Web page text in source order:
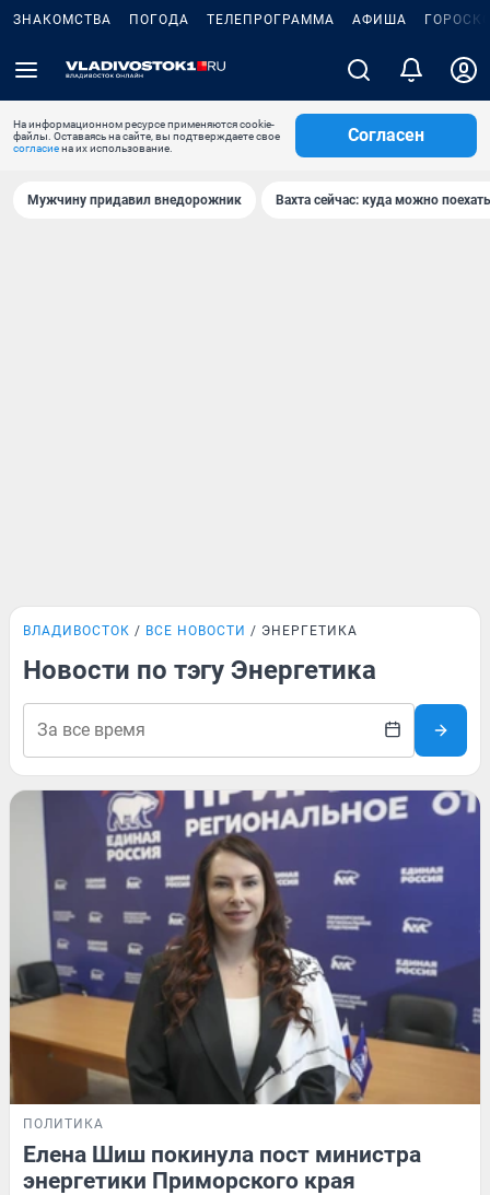
ЗНАКОМСТВА ПОГОДА ТЕЛЕПРОГРАММА АФИША
На информационном ресурсе применяются cookie-
файлы. Оставаясь на сайте, вы подтверждаете свое
согласиена их использование.
Согласен
Мужчину придавил внедорожник Вахта сейчас: куда можно
ВЛАДИВОСТОК ВСЕ НОВОСТИ ЭНЕРГЕТИКА
Новости по тэгу Энергетика
ПОЛИТИКА
Елена Шиш покинула пост министра
энергетики Приморского края